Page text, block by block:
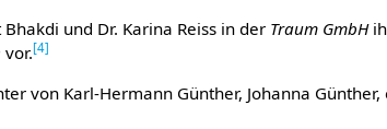
und Dr. Karina Reiss in der Traum GmbH
vor.[4]
von Karl-Hermann Günther, Johanna